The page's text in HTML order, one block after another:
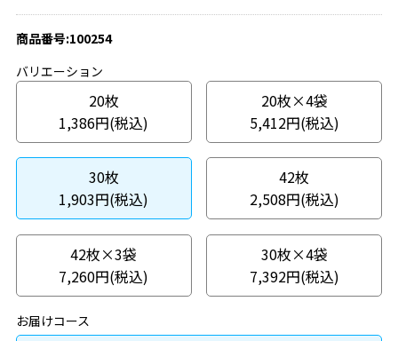
商品番号:100254
バリエーション
20枚
1,386円(税込)
20枚×4袋
5,412円(税込)
30枚
1,903円(税込)
42枚
2,508円(税込)
42枚×3袋
7,260円(税込)
30枚×4袋
7,392円(税込)
お届けコース